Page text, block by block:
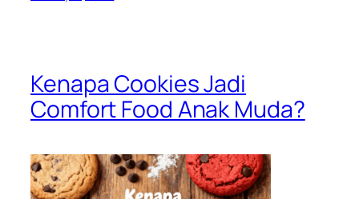
Kenapa Cookies Jadi
Comfort Food Anak Muda?